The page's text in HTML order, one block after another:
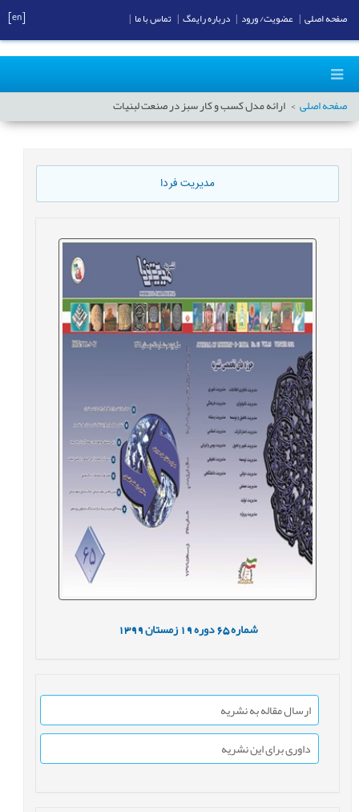
صفحه اصلی ارائه مدل کسب و کار سبز در صنعت لبنیات
مدیریت فردا
شماره65 دوره19 زمستان1399
ارسال مقاله به نشریه
داوری برای این نشریه
صفحه اصلی عضویت/ ورود درباره رایمگ تماس با ما